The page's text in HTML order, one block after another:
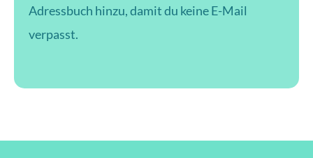
Adressbuch hinzu, damit du keine E-Mail
verpasst.